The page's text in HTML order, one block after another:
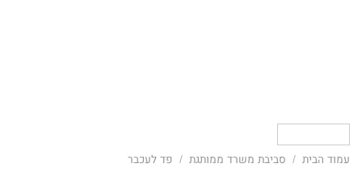
עמוד הבית / סביבת משרד ממותגת / פד לעכבר